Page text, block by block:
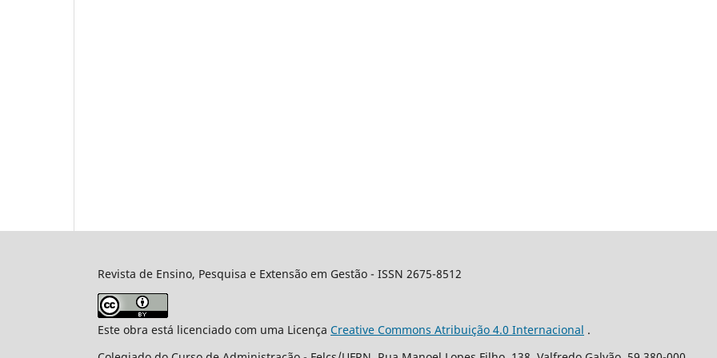
Revista de Ensino, Pesquisa e Extensão em Gestão - ISSN 2675-8512
Este obra está licenciado com uma Licença Creative Commons Atribuição 4.0 Internacional .